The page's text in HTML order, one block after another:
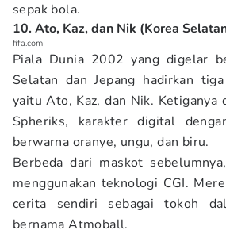
sepak bola.
10. Ato, Kaz, dan Nik (Korea
fifa.com
Piala Dunia 2002 yang digelar
Selatan dan Jepang hadirkan
yaitu Ato, Kaz, dan Nik. Ketiganya
Spheriks, karakter digital
berwarna oranye, ungu, dan biru.
Berbeda dari maskot
menggunakan teknologi CGI.
cerita sendiri sebagai tokoh
bernama Atmoball.